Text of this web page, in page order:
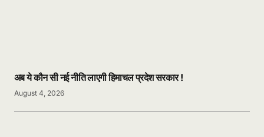
अब ये कौन सी नई नीति लाएगी हिमाचल प्रदेश सरकार !
August 4, 2026